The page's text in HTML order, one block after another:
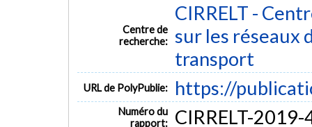
Centre de
recherche:
CIRRELT -
sur les réseaux
transport
URL de PolyPublie: https://
Numéro du
rapport:
CIRRELT-2019-